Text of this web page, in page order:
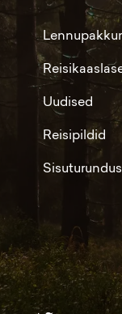
Uudised
Reisipildid
Sisuturundus